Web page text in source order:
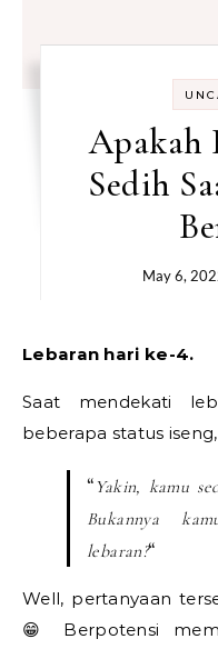
Apakah
Sedih
May 6,
Lebaran hari ke-4.
Saat mendekati
beberapa status
“Yakin, kamu
Bukannya
lebaran?“
Well, pertanyaan
😁 Berpotensi